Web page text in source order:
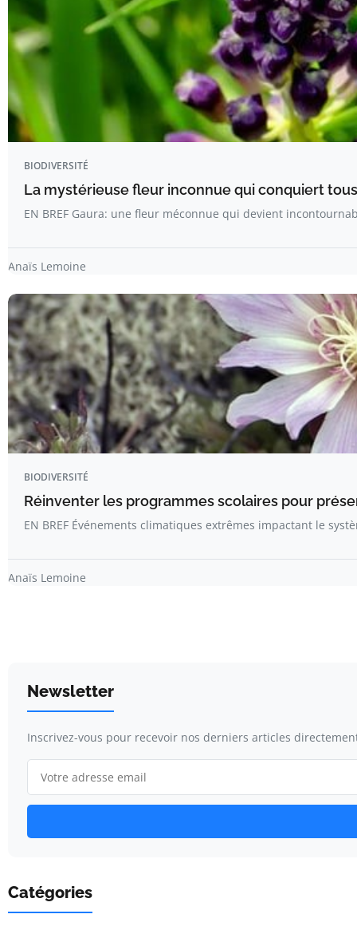
BIODIVERSITÉ
La mystérieuse fleur inconnue qui conquiert
EN BREF Gaura: une fleur méconnue qui devient
Anaïs Lemoine
BIODIVERSITÉ
Réinventer les programmes scolaires pour
EN BREF Événements climatiques extrêmes impactant le
Anaïs Lemoine
Newsletter
Inscrivez-vous pour recevoir nos derniers articles
Catégories